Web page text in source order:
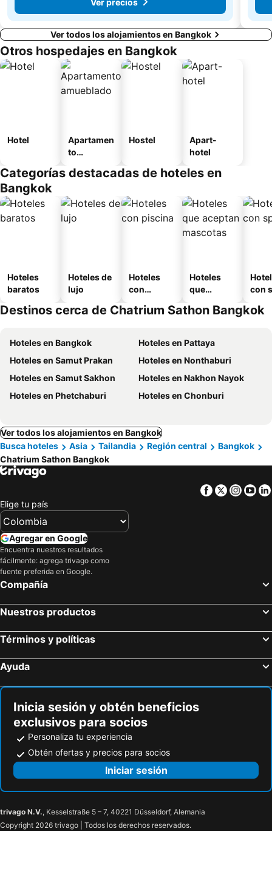
Ver precios
Ver todos los alojamientos en Bangkok
Otros hospedajes en Bangkok
Hotel
Apartamen
to
o
Hostel
Apart-
hotel
Categorías destacadas de hoteles en
Bangkok
Hoteles
baratos
Hoteles de
lujo
Hoteles
con
Hoteles
que
mascotas
con
Destinos cerca de Chatrium Sathon Bangkok
Hoteles en Bangkok
Hoteles en Pattaya
Hoteles en Samut Prakan
Hoteles en Nonthaburi
Hoteles en Samut Sakhon
Hoteles en Nakhon Nayok
Hoteles en Phetchaburi
Hoteles en Chonburi
Ver todos los alojamientos en Bangkok
Busca hoteles
Asia Tailandia Región central
Bangkok
Chatrium Sathon Bangkok
Facebook
Twitter
Elige tu país
Agregar en Google
Encuentra nuestros resultados
fácilmente: agrega trivago como
fuente preferida en Google.
Compañía
Nuestros productos
Términos y políticas
Ayuda
Inicia sesión y obtén beneficios
exclusivos para socios
Personaliza tu experiencia
Obtén ofertas y precios para socios
Iniciar sesión
trivago N.V., Kesselstraße 5 – 7, 40221 Düsseldorf, Alemania
Copyright 2026 trivago | Todos los derechos reservados.